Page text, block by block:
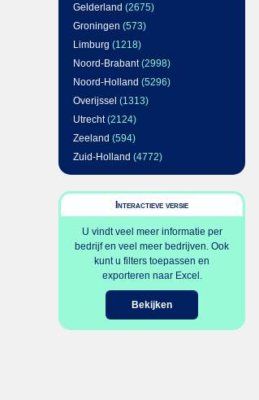
Gelderland (2675)
Groningen (573)
Limburg (1218)
Noord-Brabant(2998)
Noord-Holland (5296)
Overijssel (1313)
Utrecht(2124)
Zeeland (594)
Zuid-Holland (4772)
Interactieve versie
U vindt veel meer informatie per
bedrijf en veel meer bedrijven. Ook
kunt u filters toepassen en
exporteren naar Excel.
Bekijken